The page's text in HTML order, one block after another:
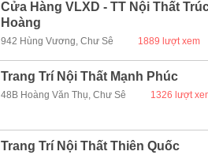
Cửa Hàng VLXD - TT Nội Thất
Hoàng
942 Hùng Vương, Chư Sê 1889 lượt xem
Trang Trí Nội Thất Mạnh Phúc
48B Hoàng Văn Thụ, Chư Sê 1326 lượt
Trang Trí Nội Thất Thiên Quốc